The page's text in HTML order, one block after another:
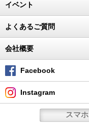
イベント
よくあるご質問
会社概要
Facebook
Instagram
スマホ